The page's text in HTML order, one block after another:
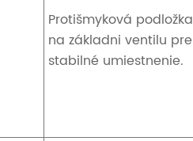
Protišmyková podložka
na základni ventilu pre
stabilné umiestnenie.